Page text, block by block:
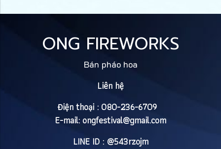
ONG FIREWORKS
Bán pháo hoa
Liên hệ
Điện thoại : 080-236-6709
E-mail: ongfestival@gmail.com
LINE ID : @543rzojm